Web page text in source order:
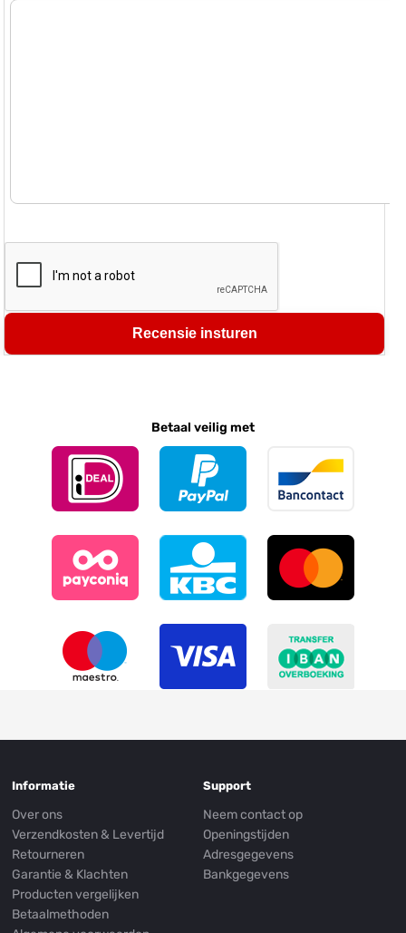
Recensie insturen
Betaal veilig met
Informatie
Over ons
Verzendkosten & Levertijd
Retourneren
Garantie & Klachten
Producten vergelijken
Betaalmethoden
Support
Neem contact op
Openingstijden
Adresgegevens
Bankgegevens